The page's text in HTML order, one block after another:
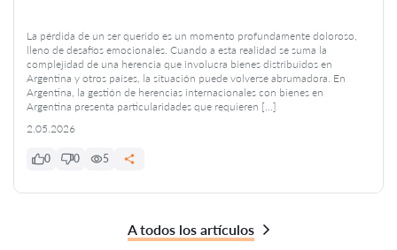
La pérdida de un ser querido es un momento profundamente doloroso,
lleno de desafíos emocionales. Cuando a esta realidad se suma la
complejidad de una herencia que involucra bienes distribuidos en
Argentina y otros países, la situación puede volverse abrumadora. En
Argentina, la gestión de herencias internacionales con bienes en
Argentina presenta particularidades que requieren […]
2.05.2026
0 0 5
A todos los artículos